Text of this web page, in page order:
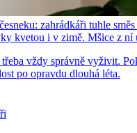
zahrádkáři tuhle
kvetou i v zimě. Mšice z ní
vždy správně vyživit.
po opravdu dlouhá léta.